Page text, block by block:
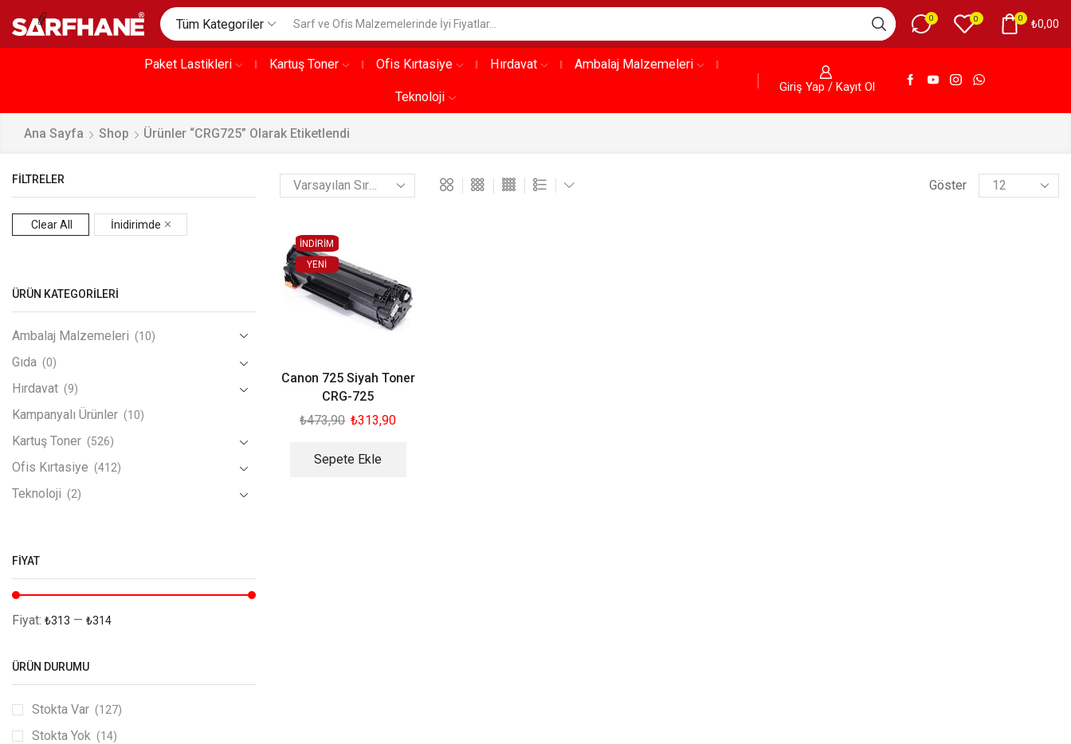
Tüm Kategoriler 0 0 0 ₺0,00
Paket Lastikleri Kartuş Toner Ofis Kırtasiye Hırdavat Ambalaj Malzemeleri
Teknoloji
Giriş Yap / Kayıt Ol
Ana Sayfa Shop Ürünler “CRG725” Olarak Etiketlendi
Göster
İNDİRİM
YENI
Canon 725 Siyah Toner
CRG-725
₺473,90 ₺313,90
Sepete Ekle
FILTRELER
Clear All İnidirimde
ÜRÜN KATEGORILERI
Ambalaj Malzemeleri (10)
Gıda (0)
Hırdavat (9)
Kampanyalı Ürünler (10)
Kartuş Toner (526)
Ofis Kırtasiye (412)
Teknoloji (2)
FIYAT
Fiyat: ₺313 — ₺314
ÜRÜN DURUMU
Stokta Var (127)
Stokta Yok (14)